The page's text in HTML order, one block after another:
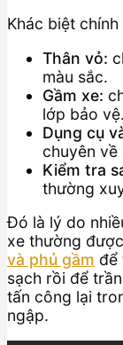
Khác biệt
Thân vỏ:
màu sắc.
Gầm xe:
lớp bảo vệ.
Dụng cụ
chuyên về
Kiểm tra
thường
Đó là lý do
xe thường
và phủ gầm để
sạch rồi để
tấn công lại
ngập.